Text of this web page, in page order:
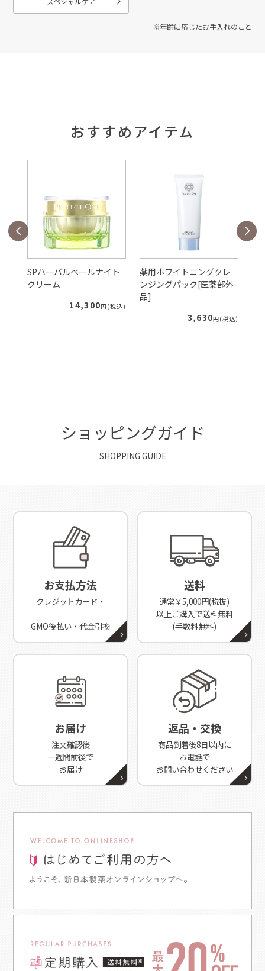
※年齢に応じたお手入れのこと
おすすめアイテム
SPハーバルベールナイト
クリーム
14,300円(税込)
薬用ホワイトニングクレ
ンジングパック[医薬部外
品]
3,630円(税込)
ショッピングガイド
SHOPPING GUIDE
お支払方法
クレジットカード・
GMO後払い・代金引換
送料
通常￥5,000円(税抜)
以上ご購入で送料無料
(手数料無料)
お届け
注文確認後
一週間前後で
お届け
返品・交換
商品到着後8日以内に
お電話で
お問い合わせください